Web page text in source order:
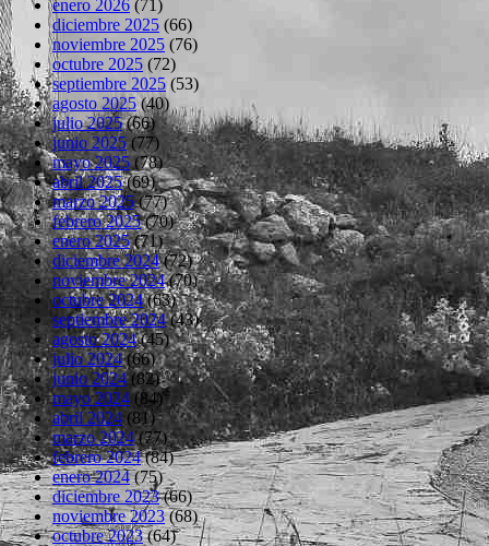
enero 2026 (71)
diciembre 2025 (66)
noviembre 2025 (76)
octubre 2025 (72)
septiembre 2025 (53)
agosto 2025(40)
julio 2025(66)
junio 2025(77)
mayo 2025(78)
abril 2025(69)
marzo 2025(77)
febrero 2025(70)
enero 2025(71)
diciembre 2024(72)
noviembre 2024(70)
octubre 2024(63)
septiembre 2024(43)
agosto 2024(45)
julio 2024(66)
junio 2024(82)
mayo 2024(84)
abril 2024(81)
marzo 2024(77)
febrero 2024(84)
enero 2024(75)
diciembre 2023(66)
noviembre 2023(68)
octubre 2023(64)